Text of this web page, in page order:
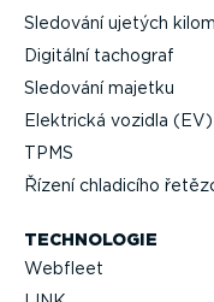
Sledování ujetých
Digitální tachograf
Sledování majetku
Elektrická vozidla (EV)
TPMS
Řízení chladicího
TECHNOLOGIE
Webfleet